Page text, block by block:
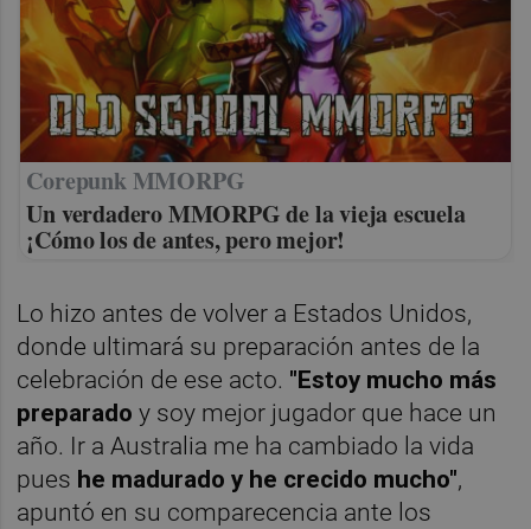
Corepunk MMORPG
Un verdadero MMORPG de la vieja escuela
¡Cómo los de antes, pero mejor!
Lo hizo antes de volver a Estados Unidos,
donde ultimará su preparación antes de la
celebración de ese acto. "Estoy mucho más
preparado y soy mejor jugador que hace un
año. Ir a Australia me ha cambiado la vida
pues he madurado y he crecido mucho",
apuntó en su comparecencia ante los